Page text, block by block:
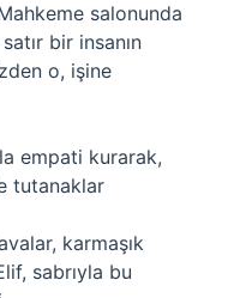
salonunda
bir insanın
o, işine
empati kurarak,
tutanaklar
karmaşık
sabrıyla bu